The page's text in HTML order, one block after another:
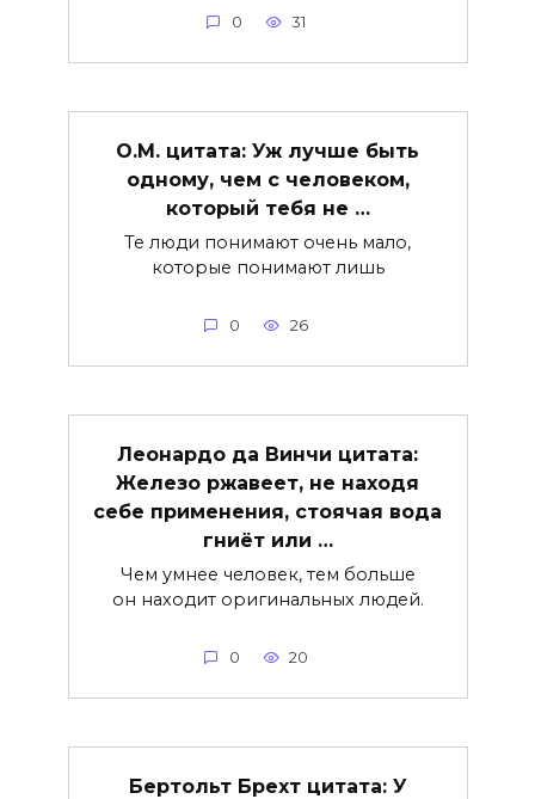
0 31
О.М. цитата: Уж лучше быть
одному, чем с человеком,
который тебя не …
Те люди понимают очень мало,
которые понимают лишь
0 26
Леонардо да Винчи цитата:
Железо ржавеет, не находя
себе применения, стоячая вода
гниёт или …
Чем умнее человек, тем больше
он находит оригинальных людей.
0 20
Бертольт Брехт цитата: У